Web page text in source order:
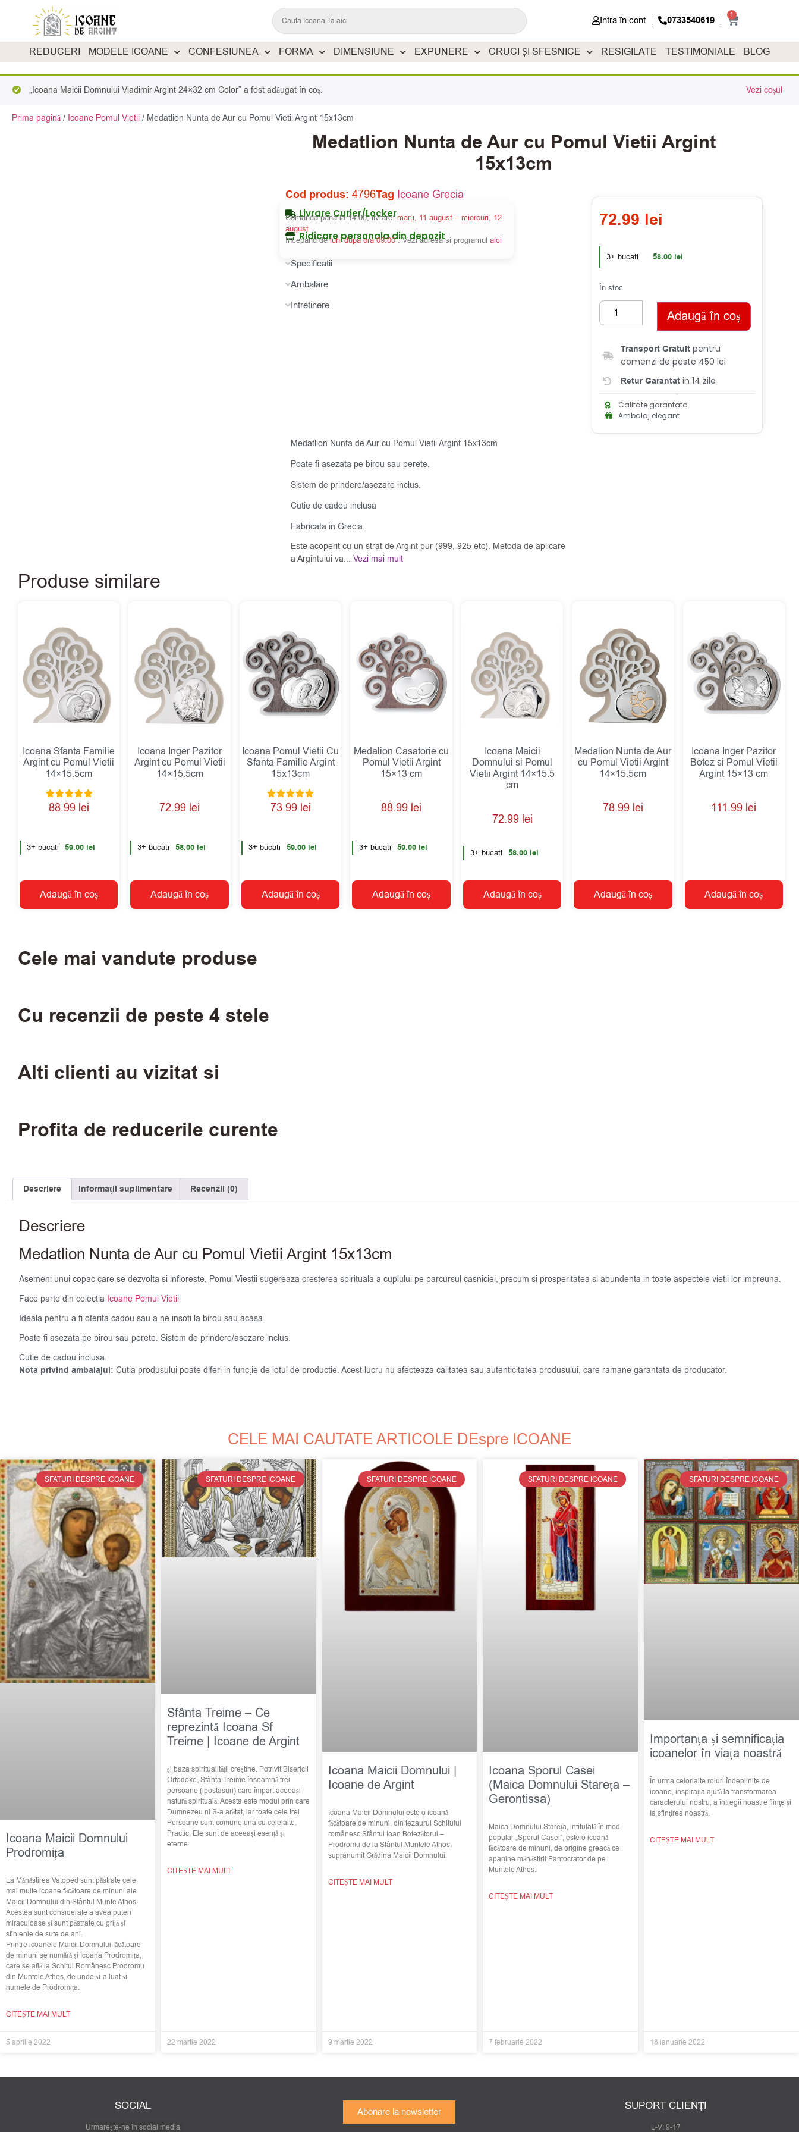
Intra în cont 0733540619 1
REDUCERI MODELE ICOANE CONFESIUNEA FORMA DIMENSIUNE EXPUNERE CRUCI ȘI SFESNICE RESIGILATE TESTIMONIALE BLOG
„Icoana Maicii Domnului Vladimir Argint 24×32 cm Color” a fost adăugat în coș. Vezi coșul
Prima pagină / Icoane Pomul Vietii / Medatlion Nunta de Aur cu Pomul Vietii Argint 15x13cm
Medatlion Nunta de Aur cu Pomul Vietii Argint
15x13cm
Cod produs:4796Tag Icoane Grecia
Livrare Curier/Locker
Comanda pana la 14:00, livrare:marți, 11 august – miercuri, 12
august
Ridicare personala din depozit
Incepand deluni dupa ora 09:00. Vezi adresa si programulaici
Specificatii
Ambalare
Intretinere
72.99 lei
În stoc
3+ bucati 58.00 lei
Adaugă în coș
Transport Gratuit pentru
comenzi de peste 450 lei
Retur Garantat in 14 zile
Calitate garantata
Ambalaj elegant
Medatlion Nunta de Aur cu Pomul Vietii Argint 15x13cm
Poate fi asezata pe birou sau perete.
Sistem de prindere/asezare inclus.
Cutie de cadou inclusa
Fabricata in Grecia.
Este acoperit cu un strat de Argint pur (999, 925 etc). Metoda de aplicare
a Argintului va...Vezi mai mult
Produse similare
Icoana Sfanta Familie
Argint cu Pomul Vietii
14×15.5cm
Evaluat la
5.00
88.99 lei
3+ bucati 59.00 lei
Adaugă în coș
Icoana Inger Pazitor
Argint cu Pomul Vietii
14×15.5cm
72.99 lei
3+ bucati 58.00 lei
Adaugă în coș
Icoana Pomul Vietii Cu
Sfanta Familie Argint
15x13cm
Evaluat la
5.00
73.99 lei
3+ bucati 59.00 lei
Adaugă în coș
Medalion Casatorie cu
Pomul Vietii Argint
15×13 cm
88.99 lei
3+ bucati 59.00 lei
Adaugă în coș
Icoana Maicii
Domnului si Pomul
Vietii Argint 14×15.5
cm
72.99 lei
3+ bucati 58.00 lei
Adaugă în coș
Medalion Nunta de Aur
cu Pomul Vietii Argint
14×15.5cm
78.99 lei
Adaugă în coș
Icoana Inger Pazitor
Botez si Pomul Vietii
Argint 15×13 cm
111.99 lei
Adaugă în coș
Cele mai vandute produse
Cu recenzii de peste 4 stele
Alti clienti au vizitat si
Profita de reducerile curente
Descriere Informații suplimentare Recenzii (0)
Descriere
Medatlion Nunta de Aur cu Pomul Vietii Argint 15x13cm
Asemeni unui copac care se dezvolta si infloreste, Pomul Viestii sugereaza cresterea spirituala a cuplului pe parcursul casniciei, precum si prosperitatea si abundenta in toate aspectele vietii lor impreuna.
Face parte din colectia Icoane Pomul Vietii
Ideala pentru a fi oferita cadou sau a ne insoti la birou sau acasa.
Poate fi asezata pe birou sau perete. Sistem de prindere/asezare inclus.
Cutie de cadou inclusa.
Nota privind ambalajul: Cutia produsului poate diferi in funcție de lotul de productie. Acest lucru nu afecteaza calitatea sau autenticitatea produsului, care ramane garantata de producator.
CELE MAI CAUTATE ARTICOLE DEspre ICOANE
SFATURI DESPRE ICOANE
Icoana Maicii Domnului
Prodromița
La Mănăstirea Vatoped sunt păstrate cele
mai multe icoane făcătoare de minuni ale
Maicii Domnului din Sfântul Munte Athos.
Acestea sunt considerate a avea puteri
miraculoase și sunt păstrate cu grijă și
sfințenie de sute de ani.
Printre icoanele Maicii Domnului făcătoare
de minuni se numără și Icoana Prodromița,
care se află la Schitul Românesc Prodromu
din Muntele Athos, de unde și-a luat și
numele de Prodromița.
CITEȘTE MAI MULT
5 aprilie 2022
SFATURI DESPRE ICOANE
Sfânta Treime – Ce
reprezintă Icoana Sf
Treime | Icoane de Argint
și baza spiritualității creștine. Potrivit Bisericii
Ortodoxe, Sfânta Treime înseamnă trei
persoane (ipostasuri) care împart aceeași
natură spirituală. Acesta este modul prin care
Dumnezeu ni S-a arătat, iar toate cele trei
Persoane sunt comune una cu celelalte.
Practic, Ele sunt de aceeași esență și
eterne.
CITEȘTE MAI MULT
22 martie 2022
SFATURI DESPRE ICOANE
Icoana Maicii Domnului |
Icoane de Argint
Icoana Maicii Domnului este o icoană
făcătoare de minuni, din tezaurul Schitului
românesc Sfântul Ioan Botezătorul –
Prodromu de la Sfântul Muntele Athos,
supranumit Grădina Maicii Domnului.
CITEȘTE MAI MULT
9 martie 2022
SFATURI DESPRE ICOANE
Icoana Sporul Casei
(Maica Domnului Stareța –
Gerontissa)
Maica Domnului Stareța, intitulată în mod
popular „Sporul Casei”, este o icoană
făcătoare de minuni, de origine greacă ce
aparține mănăstirii Pantocrator de pe
Muntele Athos.
CITEȘTE MAI MULT
7 februarie 2022
SFATURI DESPRE ICOANE
Importanța și semnificația
icoanelor în viața noastră
În urma celorlalte roluri îndeplinite de
icoane, inspirația ajută la transformarea
caracterului nostru, a întregii noastre fiinţe și
Ia sfinţirea noastră.
CITEȘTE MAI MULT
18 ianuarie 2022
SOCIAL
Urmarește-ne în social media
Abonare la newsletter SUPORT CLIENȚI
L-V: 9-17